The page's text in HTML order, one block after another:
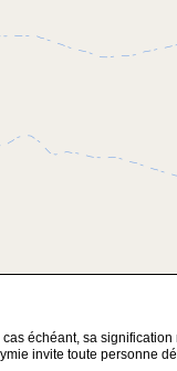
échéant, sa
invite toute personne